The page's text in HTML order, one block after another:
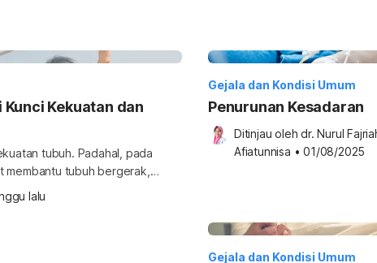
Kekuatan dan
tubuh. Padahal, pada
tubuh bergerak,
kemandirian dalam
lalu
Gejala dan Kondisi Umum
Penurunan Kesadaran
Ditinjau oleh dr. Nurul
Afiatunnisa • 01/08/2025
Gejala dan Kondisi Umum